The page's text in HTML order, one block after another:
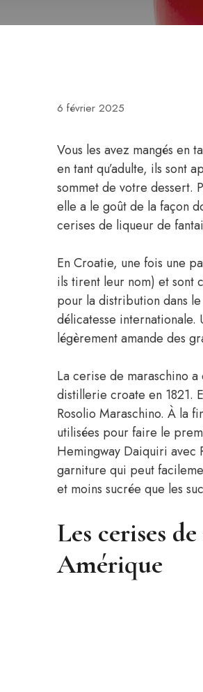
6 février 2025
Vous les avez mangés en
en tant qu’adulte, ils sont
sommet de votre dessert.
elle a le goût de la façon
cerises de liqueur de
En Croatie, une fois une
ils tirent leur nom) et sont
pour la distribution dans
délicatesse internationale.
légèrement amande des
La cerise de maraschino
distillerie croate en 1821.
Rosolio Maraschino. À la
utilisées pour faire le
Hemingway Daiquiri avec
garniture qui peut
et moins sucrée que les
Les cerises
Amérique